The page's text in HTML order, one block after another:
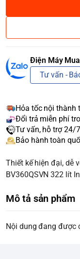
Điện Máy
Tư vấn -
Hỏa tốc nội thành
Đổi trả miễn phí
Tư vấn, hỗ trợ 24/
Bảo hành toàn
Thiết kế hiện đại, dễ
BV360QSVN 322 lít
Mô tả sản phẩm
Nội dung đang được